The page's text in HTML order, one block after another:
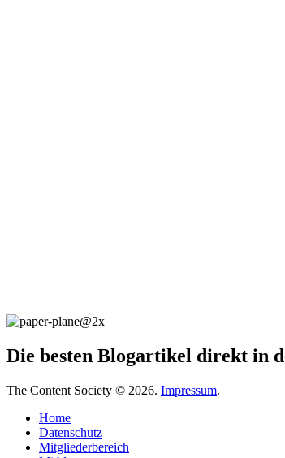
Die besten Blogartikel direkt in
The Content Society © 2026. Impressum.
Home
Datenschutz
Mitgliederbereich